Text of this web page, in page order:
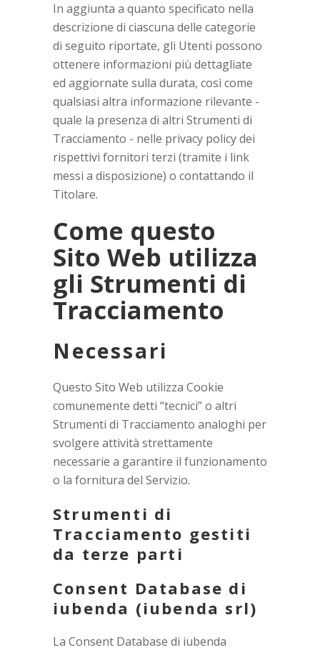
In aggiunta a quanto specificato nella
descrizione di ciascuna delle categorie
di seguito riportate, gli Utenti possono
ottenere informazioni più dettagliate
ed aggiornate sulla durata, così come
qualsiasi altra informazione rilevante -
quale la presenza di altri Strumenti di
Tracciamento - nelle privacy policy dei
rispettivi fornitori terzi (tramite i link
messi a disposizione) o contattando il
Titolare.
Come questo
Sito Web utilizza
gli Strumenti di
Tracciamento
Necessari
Questo Sito Web utilizza Cookie
comunemente detti “tecnici” o altri
Strumenti di Tracciamento analoghi per
svolgere attività strettamente
necessarie a garantire il funzionamento
o la fornitura del Servizio.
Strumenti di
Tracciamento gestiti
da terze parti
Consent Database di
iubenda (iubenda srl)
La Consent Database di iubenda